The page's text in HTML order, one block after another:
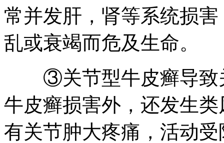
常并发肝，肾等系统损
乱或衰竭而危及生命。
③关节型牛皮癣导致
牛皮癣损害外，还发生
有关节肿大疼痛，活动